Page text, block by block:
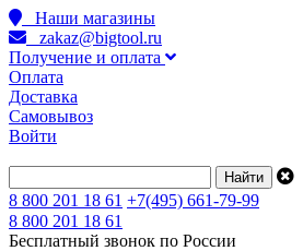
Наши магазины
zakaz@bigtool.ru
Получение и оплата
Оплата
Доставка
Самовывоз
Войти
8 800 201 18 61 +7(495) 661-79-99
8 800 201 18 61
Бесплатный звонок по России